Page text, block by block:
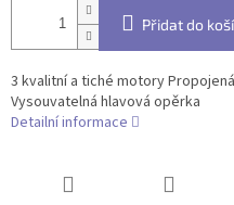
Přidat do
3 kvalitní a tiché motory
Vysouvatelná hlavová opěrka
Detailní informace